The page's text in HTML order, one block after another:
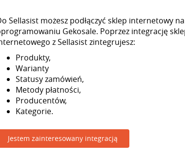
Sellasist możesz podłączyć sklep internetowy na
Gekosale. Poprzez integrację
z Sellasist zintegrujesz:
Produkty,
Warianty
Statusy zamówień,
Metody płatności,
Producentów,
Kategorie.
Jestem zainteresowany integracją